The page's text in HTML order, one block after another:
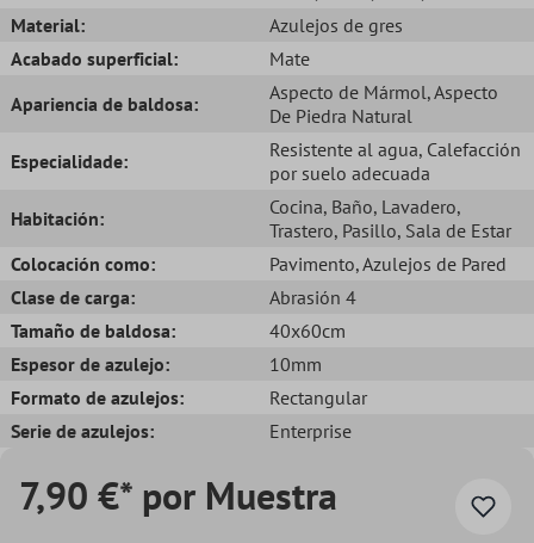
Material:
Azulejos de gres
Acabado superficial:
Mate
Apariencia de baldosa:
Aspecto de Mármol, Aspecto
De Piedra Natural
Especialidade:
Resistente al agua, Calefacción
por suelo adecuada
Habitación:
Cocina, Baño, Lavadero,
Trastero, Pasillo, Sala de Estar
Colocación como:
Pavimento, Azulejos de Pared
Clase de carga:
Abrasión 4
Tamaño de baldosa:
40x60cm
Espesor de azulejo:
10mm
Formato de azulejos:
Rectangular
Serie de azulejos:
Enterprise
7,90 €* por Muestra